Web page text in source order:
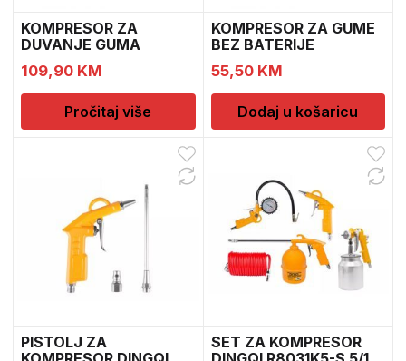
KOMPRESOR ZA
DUVANJE GUMA
109,90 KM
Pročitaj više
KOMPRESOR ZA GUME
BEZ BATERIJE
55,50 KM
Dodaj u košaricu
PISTOLJ ZA
SET ZA KOMPRESOR